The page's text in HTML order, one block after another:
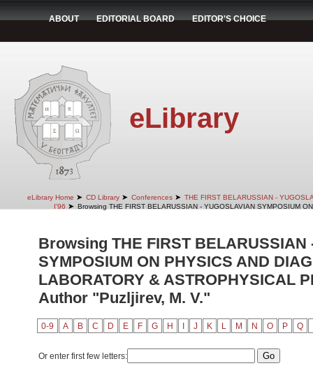
ABOUT EDITORIAL BOARD EDITOR'S CHOICE
eLibrary
eLibrary Home ➤ CD Library ➤ Conferences ➤ THE FIRST BELARUSSIAN -
I'96 ➤ Browsing THE FIRST BELARUSSIAN - YUGOSLAVIAN SYMPOSIUM
Browsing THE FIRST BELARUSSIAN
SYMPOSIUM ON PHYSICS AND
LABORATORY & ASTROPHYSICAL
Author "Puzljirev, M. V."
0-9 A B C D E F G H J K L M N O P Q
Or enter first few letters: